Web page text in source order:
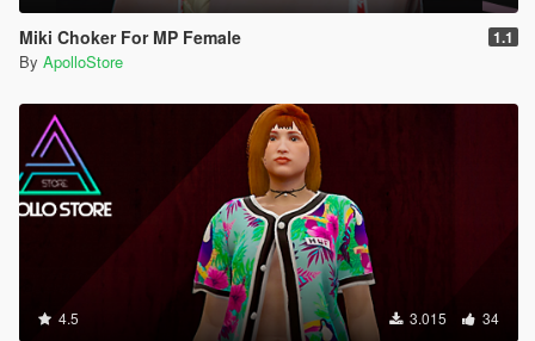
Miki Choker For MP Female 1.1
By ApolloStore
4.5 3.015 34